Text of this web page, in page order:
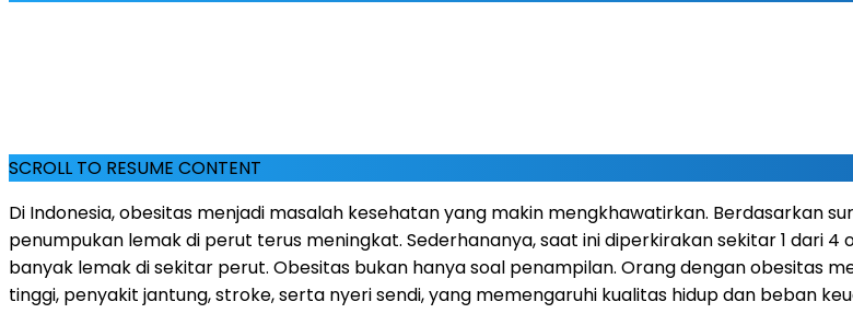
SCROLL TO RESUME CONTENT
Di Indonesia, obesitas menjadi masalah kesehatan yang makin mengkhawatirkan. Berdasarkan
penumpukan lemak di perut terus meningkat. Sederhananya, saat ini diperkirakan sekitar 1 dari
banyak lemak di sekitar perut. Obesitas bukan hanya soal penampilan. Orang dengan obesitas
tinggi, penyakit jantung, stroke, serta nyeri sendi, yang memengaruhi kualitas hidup dan beban